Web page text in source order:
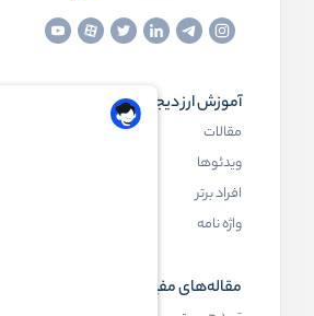
آموزش ارز دیجیتال
مقالات
ویدئوها
افراد برتر
واژه نامه
مقاله‌های مفید